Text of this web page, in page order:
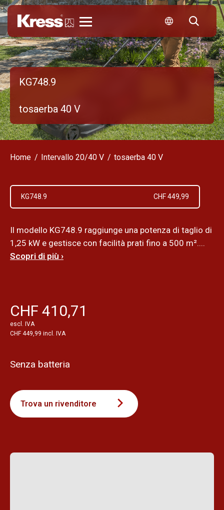
KG748.9
tosaerba 40 V
Home Intervallo 20/40 V tosaerba 40 V
KG748.9 CHF 449,99
Il modello KG748.9 raggiunge una potenza di taglio di
1,25 kW e gestisce con facilità prati fino a 500 m²....
Scopri di più ›
CHF 410,71
escl. IVA
CHF 449,99 incl. IVA
Senza batteria
Trova un rivenditore